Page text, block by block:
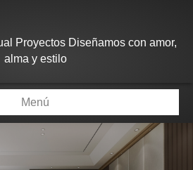
Proyectos Diseñamos con amor,
alma y estilo
Menú